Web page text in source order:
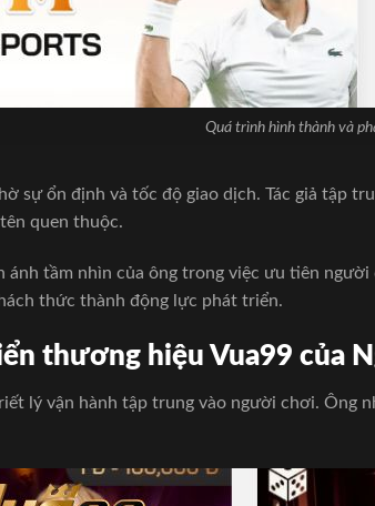
Quá trình hình thành và
sự ổn định và tốc độ giao dịch. Tác giả tập
quen thuộc.
ánh tầm nhìn của ông trong việc ưu tiên
thức thành động lực phát triển.
thương hiệu Vua99 của
lý vận hành tập trung vào người chơi.